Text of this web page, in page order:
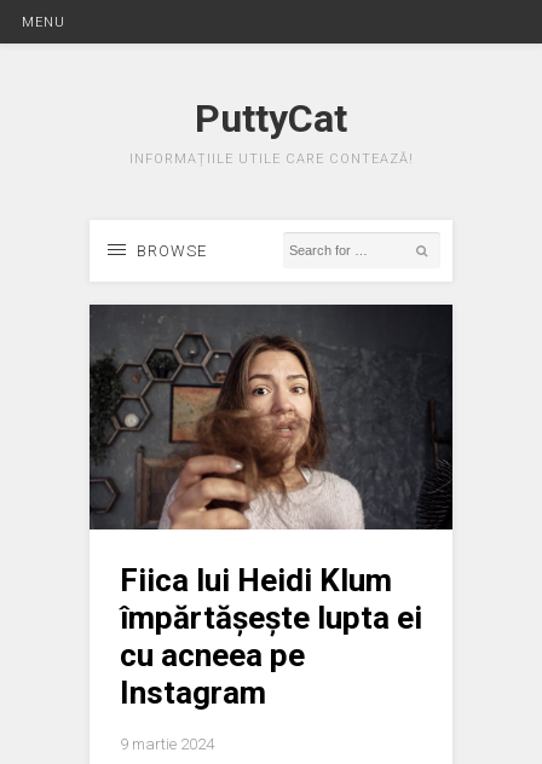
MENU
PuttyCat
INFORMAȚIILE UTILE CARE CONTEAZĂ!
BROWSE
Fiica lui Heidi Klum
împărtășește lupta ei
cu acneea pe
Instagram
9 martie 2024